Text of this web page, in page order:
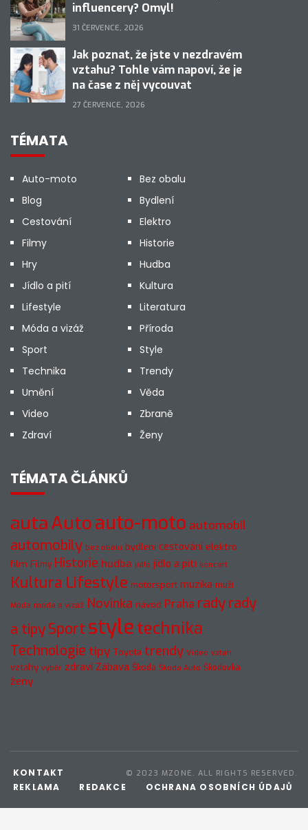
influencery? Omyl!
31 ČERVENCE, 2026
Jak poznat, že jste v nezdravém
vztahu? Tohle vám napoví, že je
na čase z něj vycouvat
27 ČERVENCE, 2026
TÉMATA
Auto-moto
Bez obalu
Blog
Bydlení
Cestování
Elektro
Filmy
Historie
Hry
Hudba
Jídlo a pití
Kultura
Lifestyle
Literatura
Móda a vizáž
Příroda
Sport
Style
Technika
Trendy
Umění
Věda
Video
Zbraně
Zdraví
Ženy
TÉMATA ČLÁNKŮ
autaAutoauto-moto automobil
automobily bez obalu bydlení cestování elektro
film Filmy Historie hudba jídlo jídlo a pití koncert
Kultura Lifestyle motorsport muzika muži
Móda móda a vizáž Novinka návod Praha radyrady
a tipySport styletechnika
Technologie tipy Toyota trendy Video vztah
vztahy výběr zdraví Zábava Škoda Škoda Auto Škodovka
ženy
© 2023 MZONE. ALL RIGHTS RESERVED.
KONTAKT
REKLAMA
REDAKCE OCHRANA OSOBNÍCH ÚDAJŮ